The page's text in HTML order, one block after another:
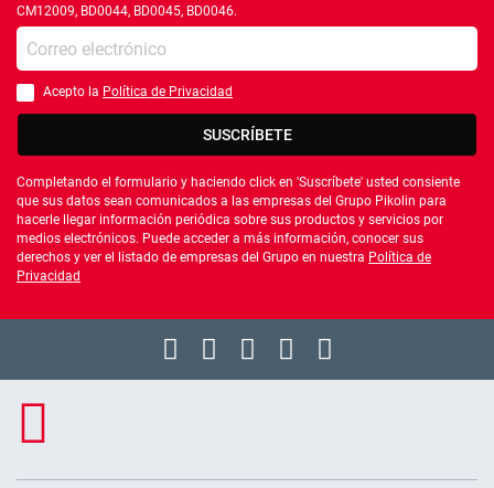
CM12009, BD0044, BD0045, BD0046.
Introduce tu e-mail
Debes aceptar la política de privacidad
Acepto la Política de Privacidad
SUSCRÍBETE
Completando el formulario y haciendo click en 'Suscríbete' usted consiente
que sus datos sean comunicados a las empresas del Grupo Pikolin para
hacerle llegar información periódica sobre sus productos y servicios por
medios electrónicos. Puede acceder a más información, conocer sus
derechos y ver el listado de empresas del Grupo en nuestra Política de
Privacidad